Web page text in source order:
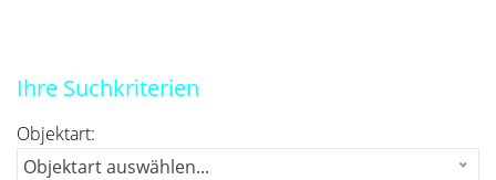
Ihre Suchkriterien
Objektart:
Objektart auswählen...